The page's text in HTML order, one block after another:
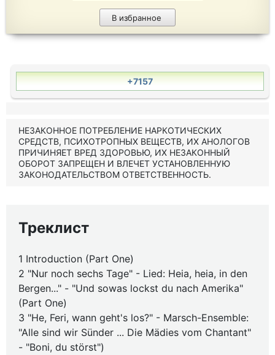
В избранное
+7157
НЕЗАКОННОЕ ПОТРЕБЛЕНИЕ НАРКОТИЧЕСКИХ
СРЕДСТВ, ПСИХОТРОПНЫХ ВЕЩЕСТВ, ИХ АНОЛОГОВ
ПРИЧИНЯЕТ ВРЕД ЗДОРОВЬЮ, ИХ НЕЗАКОННЫЙ
ОБОРОТ ЗАПРЕЩЕН И ВЛЕЧЕТ УСТАНОВЛЕННУЮ
ЗАКОНОДАТЕЛЬСТВОМ ОТВЕТСТВЕННОСТЬ.
Треклист
1 Introduction (Part One)
2 "Nur noch sechs Tage" - Lied: Heia, heia, in den
Bergen..." - "Und sowas lockst du nach Amerika"
(Part One)
3 "He, Feri, wann geht's los?" - Marsch-Ensemble:
"Alle sind wir Sünder ... Die Mädies vom Chantant"
- "Boni, du störst")